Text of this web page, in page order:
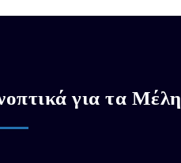
για τα Μέλη